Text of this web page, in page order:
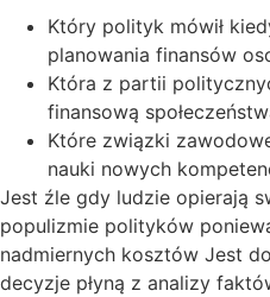
Który polityk mówił
planowania finansów
Która z partii
finansową
Które związki
nauki nowych
Jest źle gdy ludzie opierają
populizmie polityków
nadmiernych kosztów Jest
decyzje płyną z analizy